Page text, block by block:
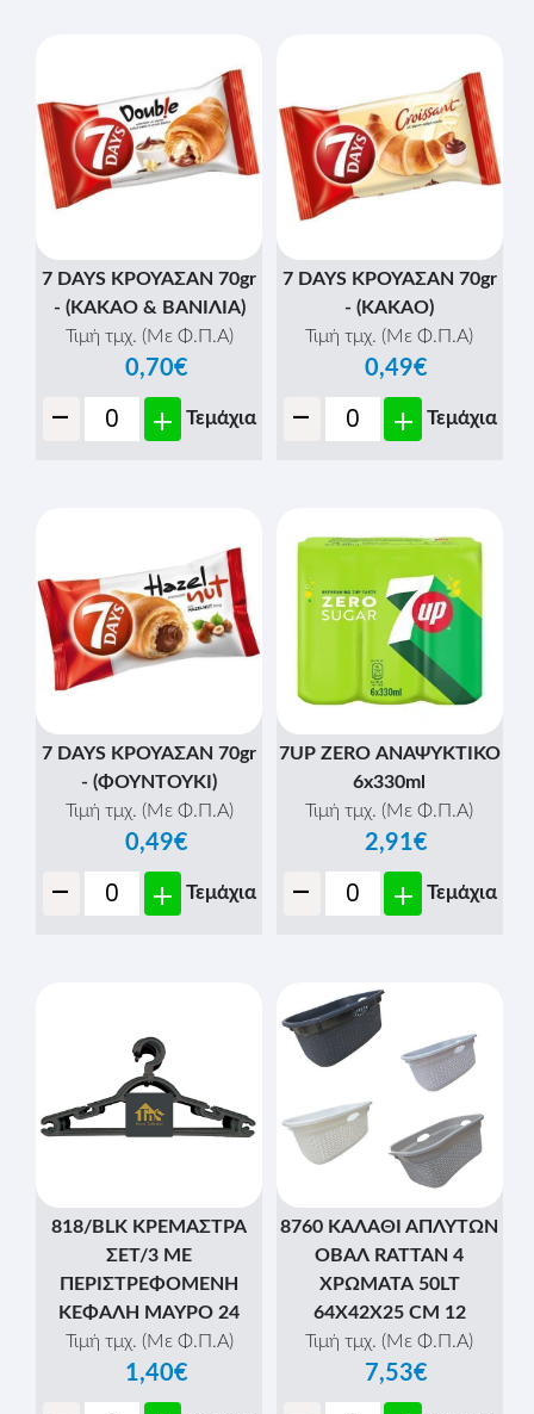
7 DAYS ΚΡΟΥΑΣΑΝ 70gr
- (ΚΑΚΑΟ & ΒΑΝΙΛΙΑ)
Τιμή τμχ. (Με Φ.Π.Α)
0,70€
- + Τεμάχια
7 DAYS ΚΡΟΥΑΣΑΝ 70gr
- (ΚΑΚΑΟ)
Τιμή τμχ. (Με Φ.Π.Α)
0,49€
- + Τεμάχια
7 DAYS ΚΡΟΥΑΣΑΝ 70gr
- (ΦΟΥΝΤΟΥΚΙ)
Τιμή τμχ. (Με Φ.Π.Α)
0,49€
- + Τεμάχια
7UP ZERO ΑΝΑΨΥΚΤΙΚΟ
6x330ml
Τιμή τμχ. (Με Φ.Π.Α)
2,91€
- + Τεμάχια
818/BLK ΚΡΕΜΑΣΤΡΑ
ΣΕΤ/3 ΜΕ
ΠΕΡΙΣΤΡΕΦΟΜΕΝΗ
ΚΕΦΑΛΗ ΜΑΥΡΟ 24
Τιμή τμχ. (Με Φ.Π.Α)
1,40€
8760 ΚΑΛΑΘΙ ΑΠΛΥΤΩΝ
ΟΒΑΛ RATTAN 4
ΧΡΩΜΑΤΑ 50LT
64Χ42Χ25 CM 12
Τιμή τμχ. (Με Φ.Π.Α)
7,53€